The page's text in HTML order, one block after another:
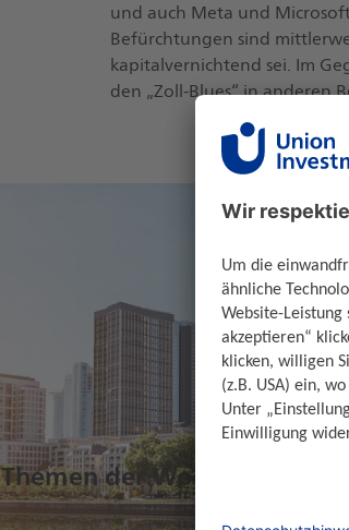
und auch Meta und
Befürchtungen sind
kapitalvernichtend sei. Im
den „Zoll-Blues“ in anderen
Themen der Woche im